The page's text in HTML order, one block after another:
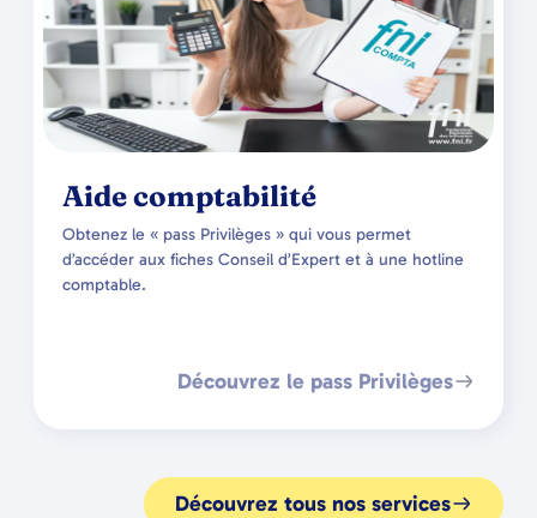
Aide comptabilité
Obtenez le « pass Privilèges » qui vous permet
d’accéder aux fiches Conseil d’Expert et à une hotline
comptable.
Découvrez le pass Privilèges
Découvrez tous nos services